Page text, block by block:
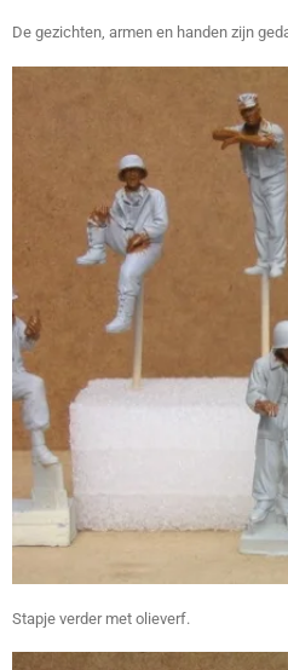
De gezichten, armen en handen zijn
Stapje verder met olieverf.